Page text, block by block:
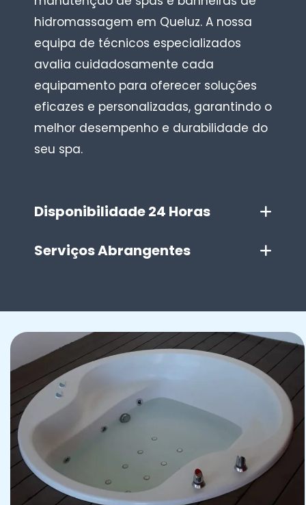
hidromassagem em Queluz. A nossa
equipa de técnicos especializados
avalia cuidadosamente cada
equipamento para oferecer soluções
eficazes e personalizadas, garantindo o
melhor desempenho e durabilidade do
seu spa.
Disponibilidade 24 Horas
Serviços Abrangentes